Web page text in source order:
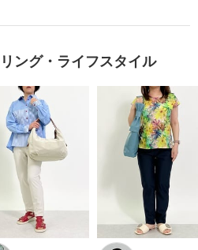
ング・ライフスタイル